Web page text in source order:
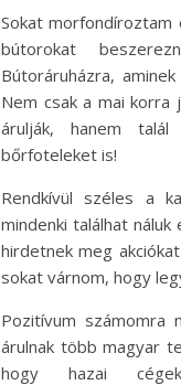
Sokat
bútorokat
Bútoráruházra,
Nem csak a mai
árulják, hanem
bőrfoteleket is!
Rendkívül széles a
mindenki találhat
hirdetnek meg
sokat várnom, hogy
Pozitívum
árulnak több magyar
hogy hazai